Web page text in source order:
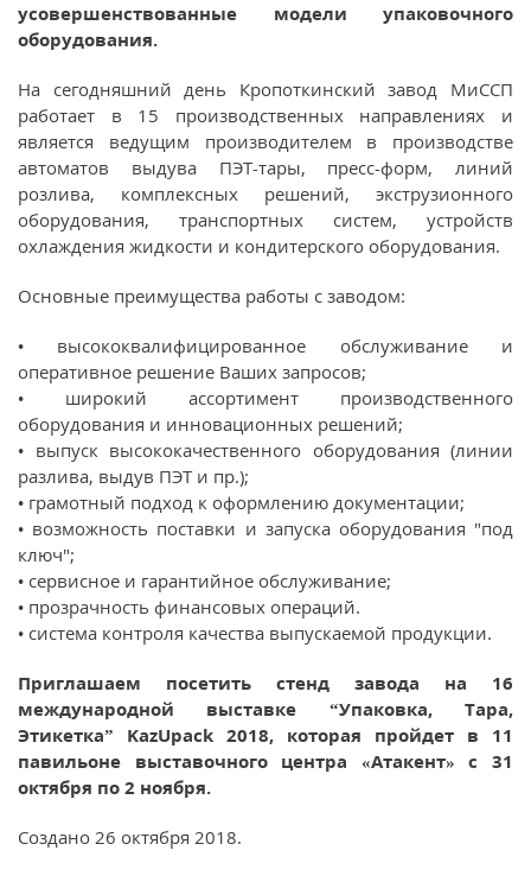
усовершенствованные модели упаковочного
оборудования.
На сегодняшний день Кропоткинский завод МиССП
работает в 15 производственных направлениях и
является ведущим производителем в производстве
автоматов выдува ПЭТ-тары, пресс-форм, линий
розлива, комплексных решений, экструзионного
оборудования, транспортных систем, устройств
охлаждения жидкости и кондитерского оборудования.
Основные преимущества работы с заводом:
• высококвалифицированное обслуживание и
оперативное решение Ваших запросов;
• широкий ассортимент производственного
оборудования и инновационных решений;
• выпуск высококачественного оборудования (линии
разлива, выдув ПЭТ и пр.);
• грамотный подход к оформлению документации;
• возможность поставки и запуска оборудования "под
ключ";
• сервисное и гарантийное обслуживание;
• прозрачность финансовых операций.
• система контроля качества выпускаемой продукции.
Приглашаем посетить стенд завода на 16
международной выставке “Упаковка, Тара,
Этикетка” KazUpack 2018, которая пройдет в 11
павильоне выставочного центра «Атакент» с 31
октября по 2 ноября.
Создано 26 октября 2018.